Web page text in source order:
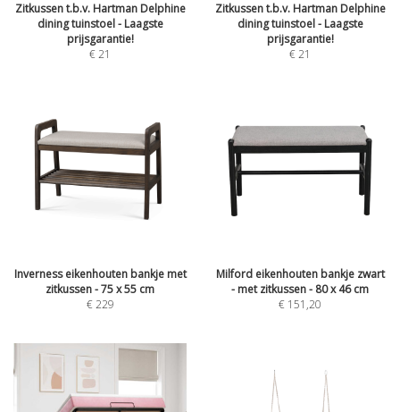
Zitkussen t.b.v. Hartman Delphine
dining tuinstoel - Laagste
prijsgarantie!
€21
Zitkussen t.b.v. Hartman Delphine
dining tuinstoel - Laagste
prijsgarantie!
€21
Inverness eikenhouten bankje met
zitkussen - 75 x 55 cm
€229
Milford eikenhouten bankje zwart
- met zitkussen - 80 x 46 cm
€ 151,20